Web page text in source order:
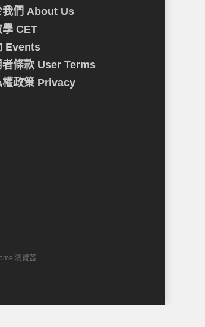
我們 About Us
學 CET
Events
者條款 User Terms
權政策 Privacy
瀏覽器